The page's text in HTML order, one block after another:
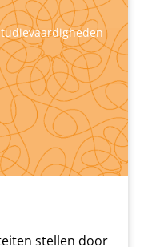
stellen door